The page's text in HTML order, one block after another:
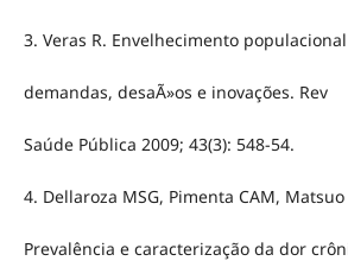
3. Veras R. Envelhecimento
demandas, desaÃ»os e inovações. Rev
Saúde Pública 2009; 43(3): 548-54.
4. Dellaroza MSG, Pimenta CAM, Matsuo
Prevalência e caracterização da dor